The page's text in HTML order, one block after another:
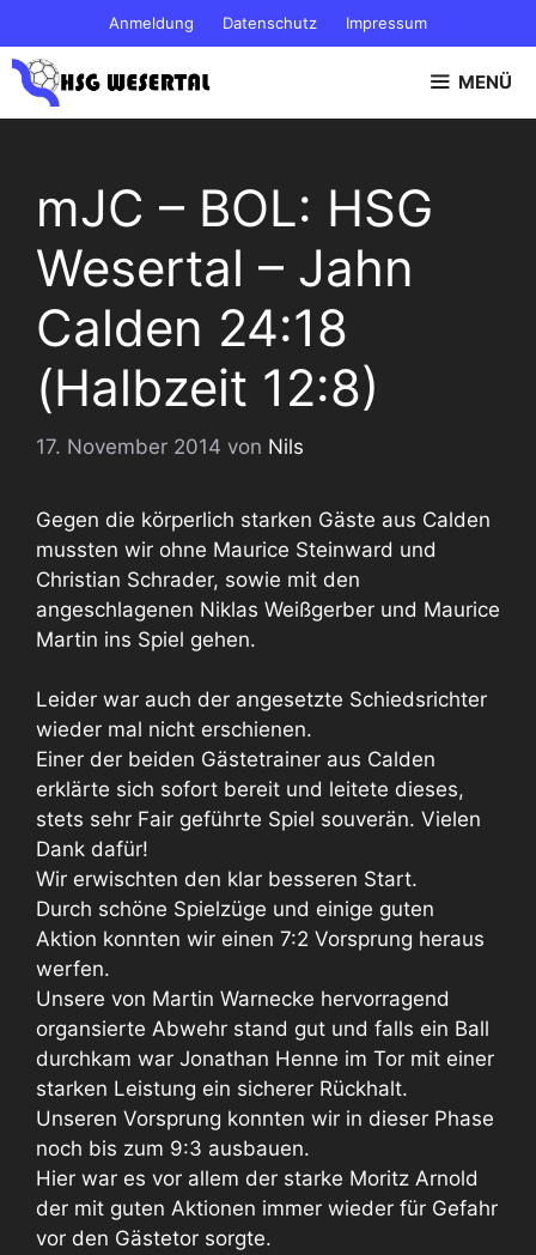
Inhalt
springen
Anmeldung Datenschutz Impressum
MENÜ
mJC – BOL: HSG
Wesertal – Jahn
Calden 24:18
(Halbzeit 12:8)
17. November 2014 von Nils
Gegen die körperlich starken Gäste aus Calden
mussten wir ohne Maurice Steinward und
Christian Schrader, sowie mit den
angeschlagenen Niklas Weißgerber und Maurice
Martin ins Spiel gehen.
Leider war auch der angesetzte Schiedsrichter
wieder mal nicht erschienen.
Einer der beiden Gästetrainer aus Calden
erklärte sich sofort bereit und leitete dieses,
stets sehr Fair geführte Spiel souverän. Vielen
Dank dafür!
Wir erwischten den klar besseren Start.
Durch schöne Spielzüge und einige guten
Aktion konnten wir einen 7:2 Vorsprung heraus
werfen.
Unsere von Martin Warnecke hervorragend
organsierte Abwehr stand gut und falls ein Ball
durchkam war Jonathan Henne im Tor mit einer
starken Leistung ein sicherer Rückhalt.
Unseren Vorsprung konnten wir in dieser Phase
noch bis zum 9:3 ausbauen.
Hier war es vor allem der starke Moritz Arnold
der mit guten Aktionen immer wieder für Gefahr
vor den Gästetor sorgte.